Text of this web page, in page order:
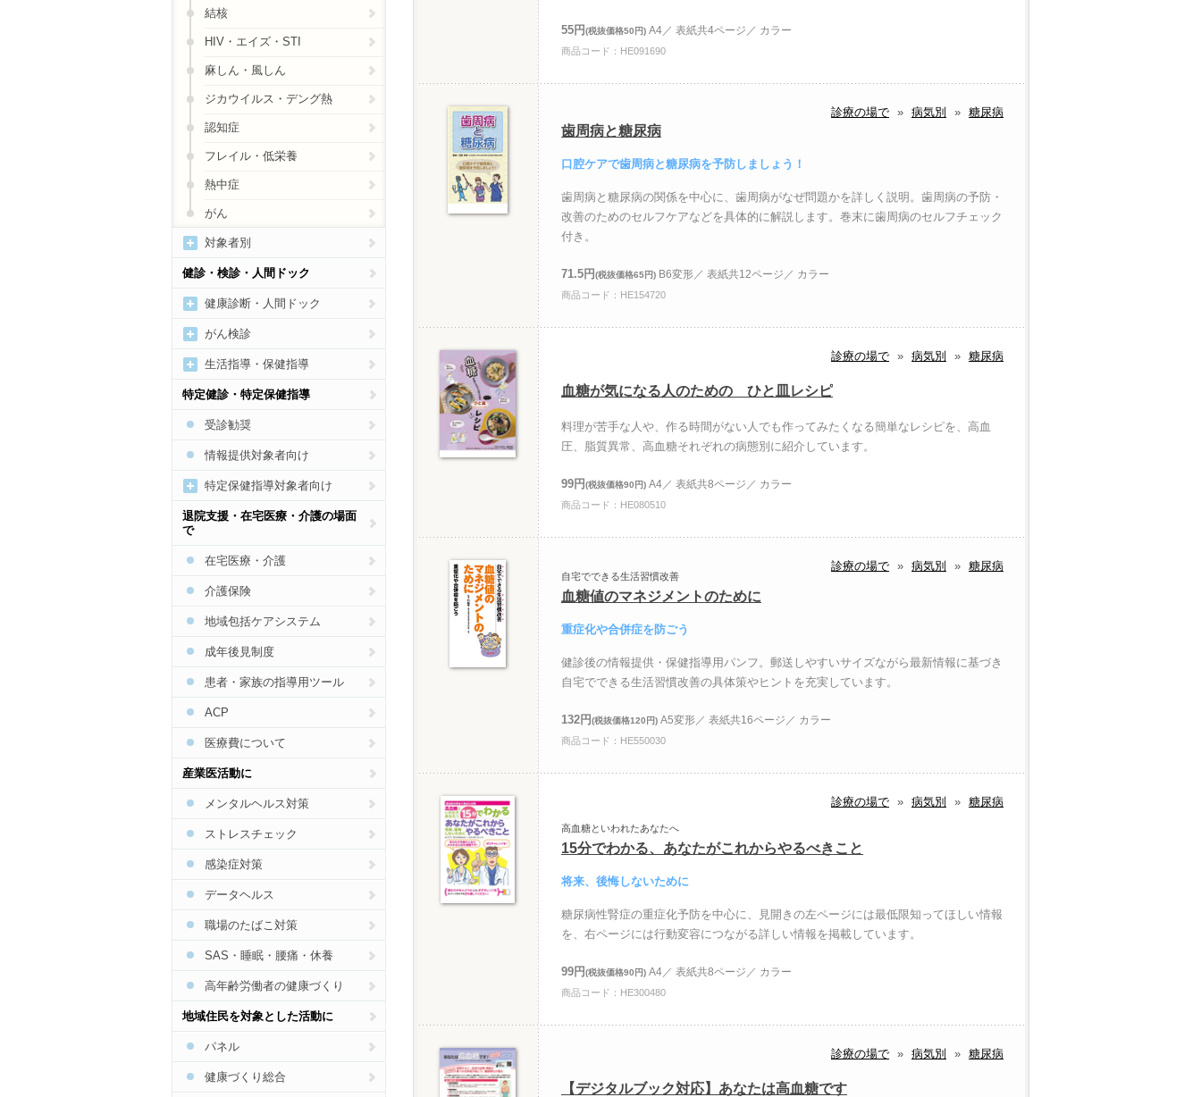
55円(税抜価格50円) A4／ 表紙共4ページ／ カラー
商品コード：HE091690
診療の場で » 病気別 » 糖尿病
歯周病と糖尿病
口腔ケアで歯周病と糖尿病を予防しましょう！
歯周病と糖尿病の関係を中心に、歯周病がなぜ問題かを詳しく説明。歯周病の予防・
改善のためのセルフケアなどを具体的に解説します。巻末に歯周病のセルフチェック
付き。
71.5円(税抜価格65円) B6変形／ 表紙共12ページ／ カラー
商品コード：HE154720
診療の場で » 病気別 » 糖尿病
血糖が気になる人のための ひと皿レシピ
料理が苦手な人や、作る時間がない人でも作ってみたくなる簡単なレシピを、高血
圧、脂質異常、高血糖それぞれの病態別に紹介しています。
99円(税抜価格90円) A4／ 表紙共8ページ／ カラー
商品コード：HE080510
診療の場で » 病気別 » 糖尿病
自宅でできる生活習慣改善
血糖値のマネジメントのために
重症化や合併症を防ごう
健診後の情報提供・保健指導用パンフ。郵送しやすいサイズながら最新情報に基づき
自宅でできる生活習慣改善の具体策やヒントを充実しています。
132円(税抜価格120円) A5変形／ 表紙共16ページ／ カラー
商品コード：HE550030
診療の場で » 病気別 » 糖尿病
高血糖といわれたあなたへ
15分でわかる、あなたがこれからやるべきこと
将来、後悔しないために
糖尿病性腎症の重症化予防を中心に、見開きの左ページには最低限知ってほしい情報
を、右ページには行動変容につながる詳しい情報を掲載しています。
99円(税抜価格90円) A4／ 表紙共8ページ／ カラー
商品コード：HE300480
診療の場で » 病気別 » 糖尿病
【デジタルブック対応】あなたは高血糖です
結核
HIV・エイズ・STI
麻しん・風しん
ジカウイルス・デング熱
認知症
フレイル・低栄養
熱中症
がん
対象者別
女性の病気・健康づくり
妊産婦向け
乳幼児向け
子どもの病気・健康づくり
高齢者の健康づくり
歯科
健診・検診・人間ドック
健康診断・人間ドック
健診・人間ドック受診勧奨
健診・人間ドックの結果通
がん検診
がん総合
がん検診の受診勧奨、結果説
生活指導・保健指導
運動
食事
禁煙
アルコール
生活習慣病予防総合
特定健診・特定保健指導
受診勧奨
情報提供対象者向け
特定保健指導対象者向け
特定健診・特定保健指導総合
食事
禁煙
アルコール
退院支援・在宅医療・介護の場面
で
在宅医療・介護
介護保険
地域包括ケアシステム
成年後見制度
患者・家族の指導用ツール
ACP
医療費について
産業医活動に
メンタルヘルス対策
ストレスチェック
感染症対策
データヘルス
職場のたばこ対策
SAS・睡眠・腰痛・休養
高年齢労働者の健康づくり
地域住民を対象とした活動に
パネル
健康づくり総合